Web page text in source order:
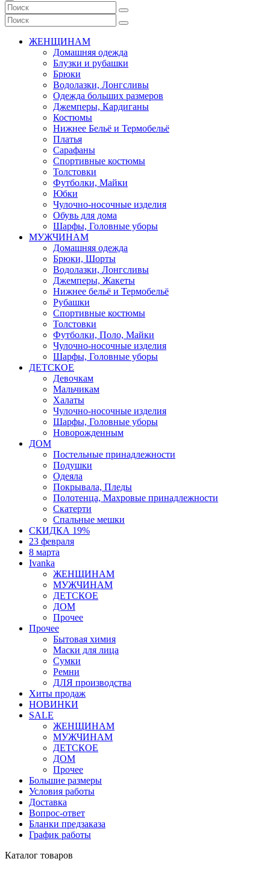
ЖЕНЩИНАМ
Домашняя одежда
Блузки и рубашки
Брюки
Водолазки, Лонгсливы
Одежда больших размеров
Джемперы, Кардиганы
Костюмы
Нижнее Бельё и Термобельё
Платья
Сарафаны
Спортивные костюмы
Толстовки
Футболки, Майки
Юбки
Чулочно-носочные изделия
Обувь для дома
Шарфы, Головные уборы
МУЖЧИНАМ
Домашняя одежда
Брюки, Шорты
Водолазки, Лонгсливы
Джемперы, Жакеты
Нижнее бельё и Термобельё
Рубашки
Спортивные костюмы
Толстовки
Футболки, Поло, Майки
Чулочно-носочные изделия
Шарфы, Головные уборы
ДЕТСКОЕ
Девочкам
Мальчикам
Халаты
Чулочно-носочные изделия
Шарфы, Головные уборы
Новорожденным
ДОМ
Постельные принадлежности
Подушки
Одеяла
Покрывала, Пледы
Полотенца, Махровые принадлежности
Скатерти
Спальные мешки
СКИДКА 19%
23 февраля
8 марта
Ivanka
ЖЕНЩИНАМ
МУЖЧИНАМ
ДЕТСКОЕ
ДОМ
Прочее
Прочее
Бытовая химия
Маски для лица
Сумки
Ремни
ДЛЯ производства
Хиты продаж
НОВИНКИ
SALE
ЖЕНЩИНАМ
МУЖЧИНАМ
ДЕТСКОЕ
ДОМ
Прочее
Большие размеры
Условия работы
Доставка
Вопрос-ответ
Бланки предзаказа
График работы
Каталог товаров